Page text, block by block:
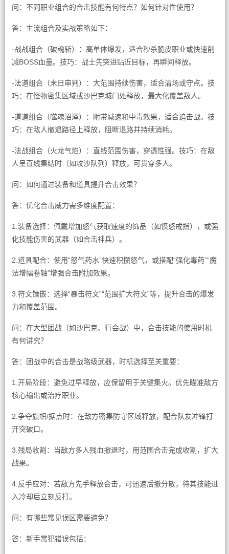
问：不同职业组合的合击技能有何特点？如何针对性使用？
答：主流组合及实战策略如下：
-战战组合（破魂斩）：高单体爆发，适合秒杀脆皮职业或快速削
减BOSS血量。技巧：战士先突进贴近目标，再瞬间释放。
-法道组合（末日审判）：大范围持续伤害，适合清场或守点。技
巧：在怪物密集区域或沙巴克城门处释放，最大化覆盖敌人。
-道道组合（噬魂沼泽）：附带减速和中毒效果，适合追击战。技
巧：在敌人撤退路径上释放，阻断退路并持续消耗。
-法战组合（火龙气焰）：直线范围伤害，穿透性强。技巧：在敌
人呈直线集结时（如攻沙队列）释放，可贯穿多人。
问：如何通过装备和道具提升合击效果？
答：优化合击威力需多维度配置：
1.装备选择：佩戴增加怒气获取速度的饰品（如愤怒戒指），或强
化技能伤害的武器（如合击神兵）。
2.道具配合：使用“怒气药水”快速积攒怒气，或搭配“强化毒药”“魔
法增幅卷轴”增强合击附加效果。
3.符文镶嵌：选择“暴击符文”“范围扩大符文”等，提升合击的爆发
力和覆盖范围。
问：在大型团战（如沙巴克、行会战）中，合击技能的使用时机
有何讲究？
答：团战中的合击是战略级武器，时机选择至关重要：
1.开局阶段：避免过早释放，应保留用于关键集火。优先瞄准敌方
核心输出或治疗职业。
2.争夺旗帜/据点时：在敌方密集防守区域释放，配合队友冲锋打
开突破口。
3.残局收割：当敌方多人残血撤退时，用范围合击完成收割，扩大
战果。
4.反手应对：若敌方先手释放合击，可迅速后撤分散，待其技能进
入冷却后立刻反打。
问：有哪些常见误区需要避免？
答：新手常犯错误包括：